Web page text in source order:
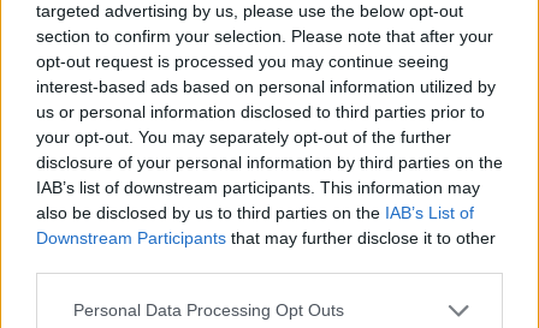
targeted advertising by us, please use the below opt-out
section to confirm your selection. Please note that after your
opt-out request is processed you may continue seeing
interest-based ads based on personal information utilized by
us or personal information disclosed to third parties prior to
your opt-out. You may separately opt-out of the further
disclosure of your personal information by third parties on the
IAB’s list of downstream participants. This information may
also be disclosed by us to third parties on the IAB’s List of
Downstream Participants that may further disclose it to other
Personal Data Processing Opt Outs